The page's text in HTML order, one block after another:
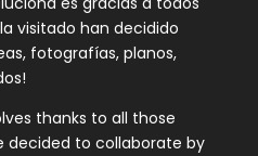
visitado han decidido
fotografías, planos,
thanks to all those
decided to collaborate by